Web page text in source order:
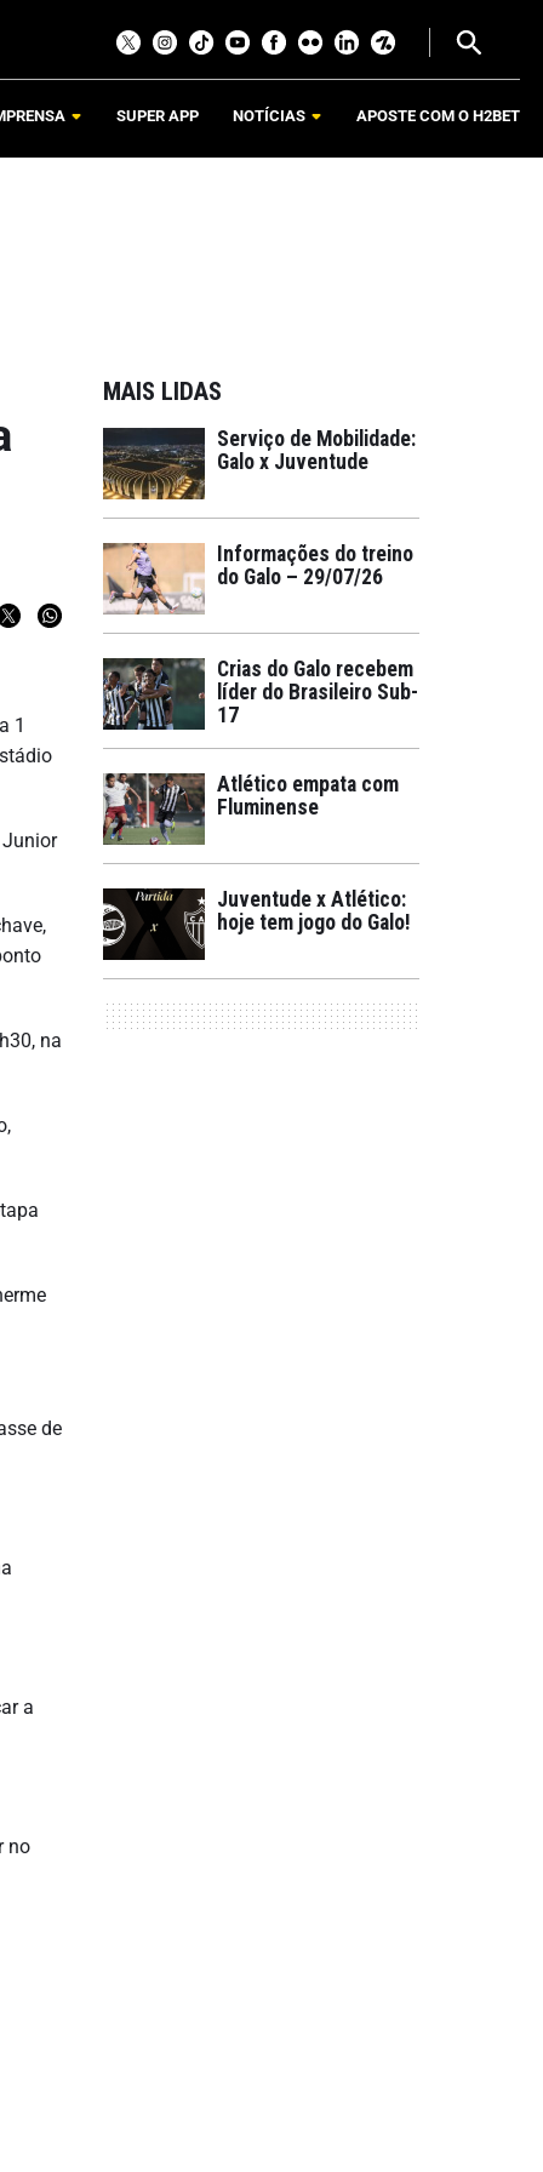
SUPER APP NOTÍCIAS APOSTE COM O H2BET
1
na
de
a
no
MAIS LIDAS
Serviço de Mobilidade:
Galo x Juventude
Informações do treino
do Galo – 29/07/26
Crias do Galo recebem
líder do Brasileiro Sub-
17
Atlético empata com
Fluminense
Juventude x Atlético:
hoje tem jogo do Galo!